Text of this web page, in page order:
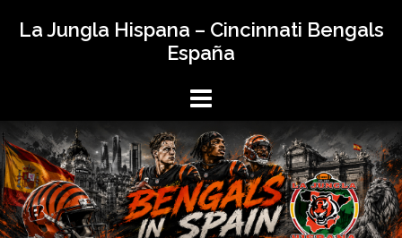
La Jungla Hispana – Cincinnati Bengals
España